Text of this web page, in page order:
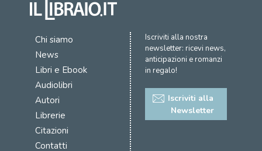
Chi siamo
News
Libri e Ebook
Audiolibri
Autori
Librerie
Citazioni
Contatti
Iscriviti alla nostra
newsletter: ricevi news,
anticipazioni e romanzi
in regalo!
Iscriviti alla
Newsletter